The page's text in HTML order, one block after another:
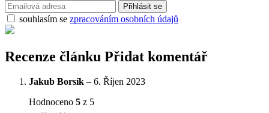
souhlasím se zpracováním osobních údajů
Recenze článku Přidat komentář
Jakub Borsík – 6. Říjen 2023
Hodnoceno 5 z 5